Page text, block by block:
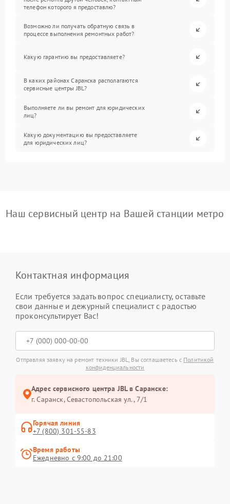
телефон которого я предоставлю?
Возможно ли получать обратную связь в
процессе выполнения ремонтных работ?
Какую гарантию вы предоставляете?
В каких районах Саранска располагаются
сервисные центры JBL?
Выполняете ли вы ремонт для юридических
лиц?
Какую документацию вы предоставляете
для юридических лиц?
Наш сервисный центр на Вашей станции метро
Контактная информация
Если требуется задать вопрос специалисту, оставьте
свои данные и дежурный специалист с радостью
проконсультирует Вас!
Отправляя заявку на ремонт техники JBL, Вы соглашаетесь с Политикой
конфиденциальности
Адрес сервисного центра JBL в Саранске:
г. Саранск, Севастопольская ул., 7/1
Горячая линия
+7 (800) 301-55-83
Время работы
Ежедневно с 9:00 до 21:00